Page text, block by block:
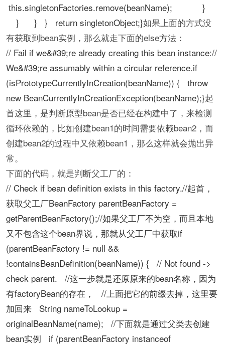
this.singletonFactories.remove(beanName); }
} } } return singletonObject;}如果上面的方式没
有获取到bean实例，那么就走下面的else方法：
// Fail if we&#39;re already creating this bean instance://
We&#39;re assumably within a circular reference.if
(isPrototypeCurrentlyInCreation(beanName)) { throw
new BeanCurrentlyInCreationException(beanName);}起
首这里，是判断原型bean是否已经在构建中了，来检测
循环依赖的，比如创建bean1的时间需要依赖bean2，而
创建bean2的过程中又依赖bean1，那么这样就会抛出异
常。
下面的代码，就是判断父工厂的：
// Check if bean definition exists in this factory.//起首，
获取父工厂BeanFactory parentBeanFactory =
getParentBeanFactory();//如果父工厂不为空，而且本地
又不包含这个bean界说，那就从父工厂中获取if
(parentBeanFactory != null &&
!containsBeanDefinition(beanName)) { // Not found ->
check parent. //这一步就是还原原来的bean名称，因为
有factoryBean的存在， //上面把它的前缀去掉，这里要
加回来 String nameToLookup =
originalBeanName(name); //下面就是通过父类去创建
bean实例 if (parentBeanFactory instanceof